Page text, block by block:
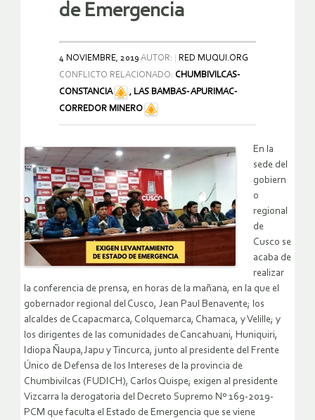
de Emergencia
4 NOVIEMBRE, 2019 AUTOR:
RED MUQUI.ORG
CONFLICTO RELACIONADO: CHUMBIVILCAS-
CONSTANCIA
, LAS BAMBAS- APURIMAC-
CORREDOR MINERO
En la
sede del
gobiern
o
regional
de
Cusco se
acaba de
realizar
la conferencia de prensa, en horas de la mañana, en la que el
gobernador regional del Cusco, Jean Paul Benavente; los
alcaldes de Ccapacmarca, Colquemarca, Chamaca, y Velille; y
los dirigentes de las comunidades de Cancahuani, Huniquiri,
Idiopa Ñaupa,Japu y Tincurca, junto al presidente del Frente
Único de Defensa de los Intereses de la provincia de
Chumbivilcas (FUDICH), Carlos Quispe; exigen al presidente
Vizcarra la derogatoria del Decreto Supremo Nº 169-2019-
PCM que faculta el Estado de Emergencia que se viene